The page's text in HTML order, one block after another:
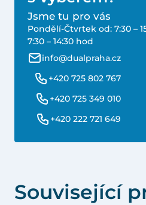
Jsme tu pro vás
Pondělí-Čtvrtek od: 7:30 –
7:30 – 14:30 hod
info@dualpraha.cz
+420 725 802 767
+420 725 349 010
+420 222 721 649
Související